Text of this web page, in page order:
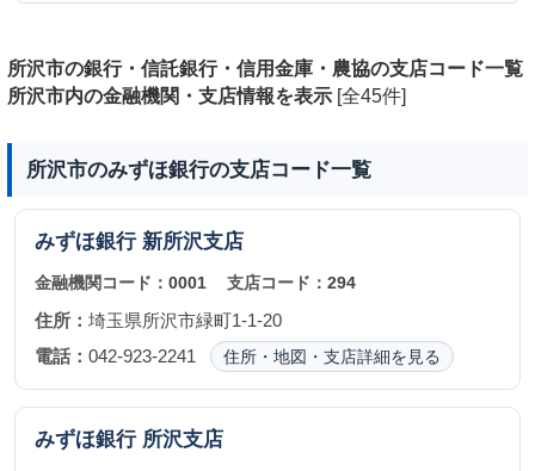
所沢市の銀行・信託銀行・信用金庫・農協の支店コード一覧
所沢市内の金融機関・支店情報を表示 [全45件]
所沢市のみずほ銀行の支店コード一覧
みずほ銀行 新所沢支店
金融機関コード： 0001 支店コード：294
住所： 埼玉県所沢市緑町1-1-20
電話： 042-923-2241 住所・地図・支店詳細を見る
みずほ銀行 所沢支店